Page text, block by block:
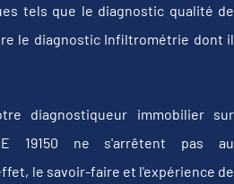
tels que le diagnostic qualité de
le diagnostic Infiltrométrie dont il
diagnostiqueur immobilier sur
19150 ne s'arrêtent pas au
le savoir-faire et l'expérience de